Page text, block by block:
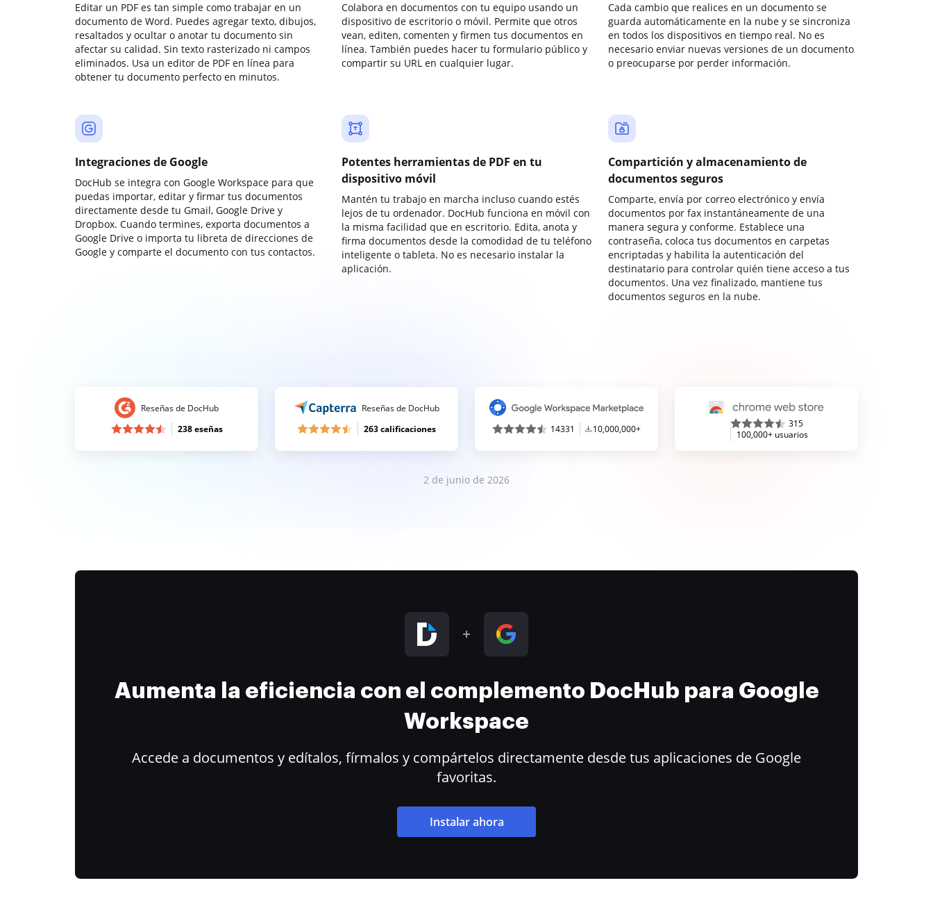
Editar un PDF es tan simple como trabajar en un
documento de Word. Puedes agregar texto, dibujos,
resaltados y ocultar o anotar tu documento sin
afectar su calidad. Sin texto rasterizado ni campos
eliminados. Usa un editor de PDF en línea para
obtener tu documento perfecto en minutos.
Colabora en documentos con tu equipo usando un
dispositivo de escritorio o móvil. Permite que otros
vean, editen, comenten y firmen tus documentos en
línea. También puedes hacer tu formulario público y
compartir su URL en cualquier lugar.
Cada cambio que realices en un documento se
guarda automáticamente en la nube y se sincroniza
en todos los dispositivos en tiempo real. No es
necesario enviar nuevas versiones de un documento
o preocuparse por perder información.
Integraciones de Google
DocHub se integra con Google Workspace para que
puedas importar, editar y firmar tus documentos
directamente desde tu Gmail, Google Drive y
Dropbox. Cuando termines, exporta documentos a
Google Drive o importa tu libreta de direcciones de
Google y comparte el documento con tus contactos.
Potentes herramientas de PDF en tu
dispositivo móvil
Mantén tu trabajo en marcha incluso cuando estés
lejos de tu ordenador. DocHub funciona en móvil con
la misma facilidad que en escritorio. Edita, anota y
firma documentos desde la comodidad de tu teléfono
inteligente o tableta. No es necesario instalar la
aplicación.
Compartición y almacenamiento de
documentos seguros
Comparte, envía por correo electrónico y envía
documentos por fax instantáneamente de una
manera segura y conforme. Establece una
contraseña, coloca tus documentos en carpetas
encriptadas y habilita la autenticación del
destinatario para controlar quién tiene acceso a tus
documentos. Una vez finalizado, mantiene tus
documentos seguros en la nube.
Reseñas de DocHub
238 eseñas
Reseñas de DocHub
263 calificaciones
14331 10,000,000+
315
100,000+ usuarios
2 de junio de 2026
Aumenta la eficiencia con el complemento DocHub para Google
Workspace
Accede a documentos y edítalos, fírmalos y compártelos directamente desde tus aplicaciones de Google
favoritas.
Instalar ahora